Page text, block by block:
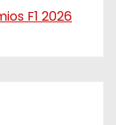
F1 2026